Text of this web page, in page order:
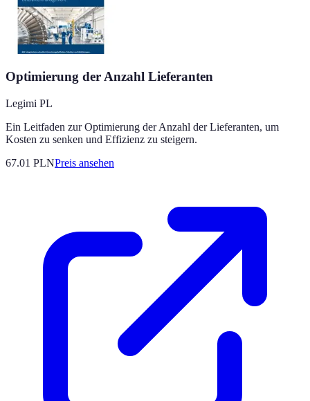
Optimierung der Anzahl Lieferanten
Legimi PL
Ein Leitfaden zur Optimierung der Anzahl der Lieferanten, um
Kosten zu senken und Effizienz zu steigern.
67.01 PLNPreis ansehen